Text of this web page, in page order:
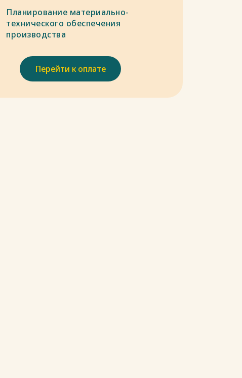
Планирование материально-
технического обеспечения
производства
Перейти к оплате